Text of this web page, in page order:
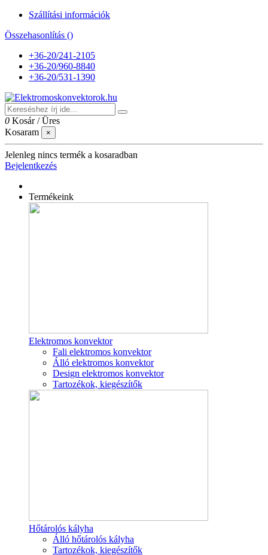
Szállítási információk
Összehasonlítás ()
+36-20/241-2105
+36-20/960-8840
+36-20/531-1390
0 Kosár /Üres
Kosaram
×
Jelenleg nincs termék a kosaradban
Bejelentkezés
Termékeink
Elektromos konvektor
Fali elektromos konvektor
Álló elektromos konvektor
Design elektromos konvektor
Tartozékok, kiegészítők
Hőtárolós kályha
Álló hőtárolós kályha
Tartozékok, kiegészítők